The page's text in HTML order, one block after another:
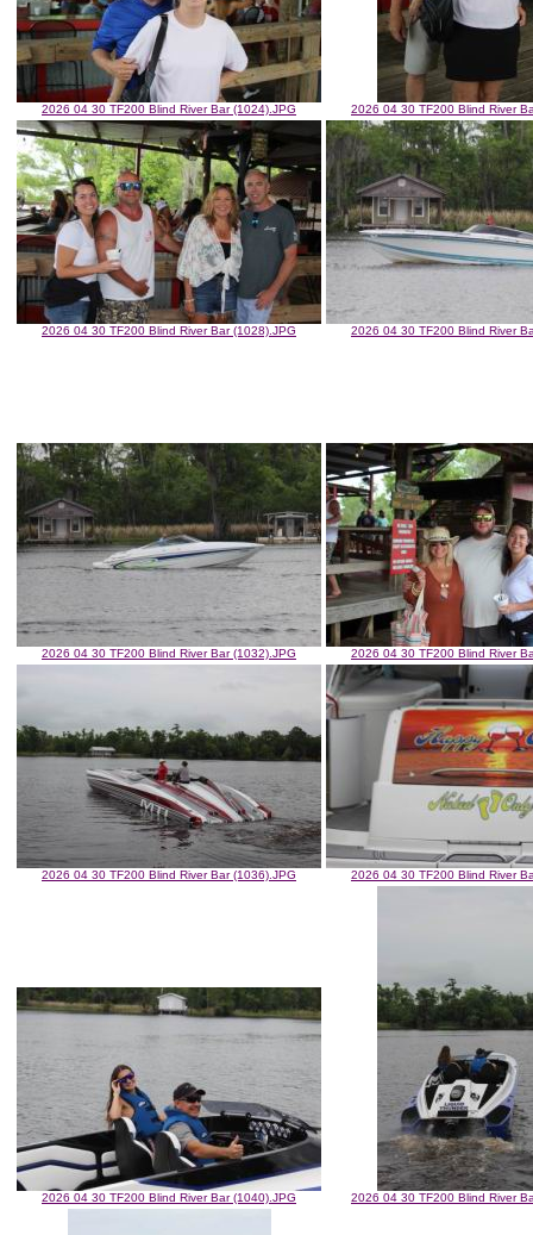
2026 04 30 TF200 Blind River Bar (1024).JPG 2026 04 30 TF200 Blind River
2026 04 30 TF200 Blind River Bar (1028).JPG 2026 04 30 TF200 Blind River
2026 04 30 TF200 Blind River Bar (1032).JPG 2026 04 30 TF200 Blind River
2026 04 30 TF200 Blind River Bar (1036).JPG 2026 04 30 TF200 Blind River
2026 04 30 TF200 Blind River Bar (1040).JPG 2026 04 30 TF200 Blind River